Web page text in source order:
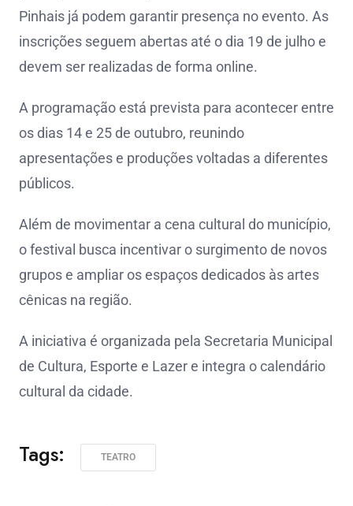
Pinhais já podem garantir presença no evento. As
inscrições seguem abertas até o dia 19 de julho e
devem ser realizadas de forma online.
A programação está prevista para acontecer entre
os dias 14 e 25 de outubro, reunindo
apresentações e produções voltadas a diferentes
públicos.
Além de movimentar a cena cultural do município,
o festival busca incentivar o surgimento de novos
grupos e ampliar os espaços dedicados às artes
cênicas na região.
A iniciativa é organizada pela Secretaria Municipal
de Cultura, Esporte e Lazer e integra o calendário
cultural da cidade.
Tags: TEATRO